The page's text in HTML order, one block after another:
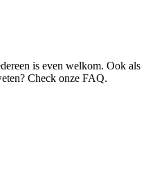
is even welkom. Ook als
Check onze FAQ.